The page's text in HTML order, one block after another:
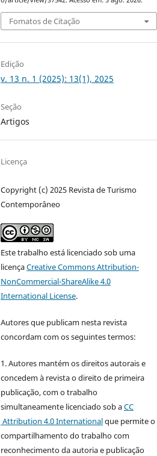
Fomatos de Citação
Edição
v. 13 n. 1 (2025): 13(1), 2025
Seção
Artigos
Licença
Copyright (c) 2025 Revista de Turismo
Contemporâneo
Este trabalho está licenciado sob uma
licençaCreative Commons Attribution-
NonCommercial-ShareAlike 4.0
International License.
Autores que publicam nesta revista
concordam com os seguintes termos:
1. Autores mantém os direitos autorais e
concedem à revista o direito de primeira
publicação, com o trabalho
simultaneamente licenciado sob aCC
Attribution 4.0 Internationalque permite o
compartilhamento do trabalho com
reconhecimento da autoria e publicação